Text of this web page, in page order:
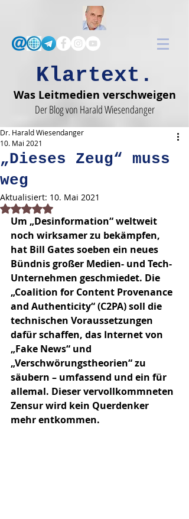
Klartext.
Was Leitmedien verschweigen
Der Blog von Harald Wiesendanger
„Dieses Zeug“ muss
weg
Dr. Harald Wiesendanger
10. Mai 2021
Aktualisiert: 10. Mai 2021
Mit NaN von 5 Sternen bewertet.
Um „Desinformation“ weltweit
noch wirksamer zu bekämpfen,
hat Bill Gates soeben ein neues
Bündnis großer Medien- und Tech-
Unternehmen geschmiedet. Die
„Coalition for Content Provenance
and Authenticity“ (C2PA) soll die
technischen Voraussetzungen
dafür schaffen, das Internet von
„Fake News“ und
„Verschwörungstheorien“ zu
säubern – umfassend und ein für
allemal. Dieser vervollkommneten
Zensur wird kein Querdenker
mehr entkommen.